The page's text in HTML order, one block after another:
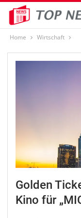
Home Wirtschaft
Golden
Kino für